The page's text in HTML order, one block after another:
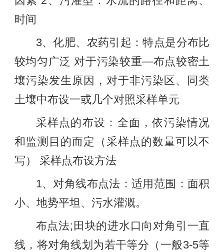
时间
3、化肥、农药引起：特点是分布比
较均匀广泛 对于污染较重—布点较密土
壤污染发生原因，对于非污染区、同类
土壤中布设一或几个对照采样单元
采样点的布设：全面，依污染情况
和监测目的而定（采样点的数量可以不
写） 采样点布设方法
1、对角线布点法：适用范围：面积
小、地势平坦、污水灌溉。
布点法;田块的进水口向对角引一直
线，将对角线划为若干等分（一般3-5等